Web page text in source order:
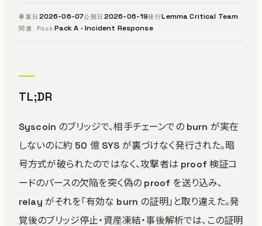
事案日 2026-06-07公開日 2026-06-19発行Lemma Critical Team
関連 Pack Pack A · Incident Response
TL;DR
Syscoin のブリッジで、相手チェーンでの burn が実在
しないのに約 50 億 SYS が裏づけなく発行された。暗
号方式が破られたのではなく、攻撃者は proof 検証コ
ードのパースの欠陥を突く偽の proof を送り込み、
relay がそれを「有効な burn の証明」と取り違えた。発
覚後のブリッジ停止・資産凍結・事後解析では、この証明